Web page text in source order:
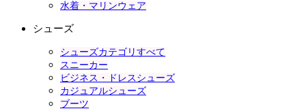
水着・マリンウェア
シューズ
シューズカテゴリすべて
スニーカー
ビジネス・ドレスシューズ
カジュアルシューズ
ブーツ